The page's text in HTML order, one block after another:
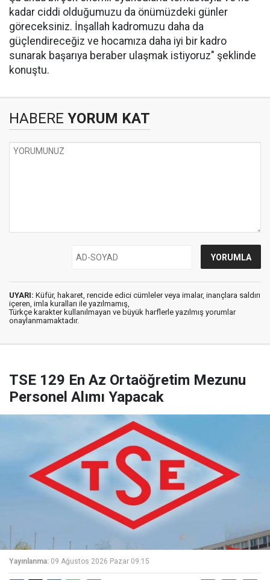
kadar ciddi olduğumuzu da önümüzdeki günler
göreceksiniz. İnşallah kadromuzu daha da
güçlendireceğiz ve hocamıza daha iyi bir kadro
sunarak başarıya beraber ulaşmak istiyoruz" şeklinde
konuştu.
HABERE YORUM KAT
UYARI: Küfür, hakaret, rencide edici cümleler veya imalar, inançlara saldırı
içeren, imla kuralları ile yazılmamış,
Türkçe karakter kullanılmayan ve büyük harflerle yazılmış yorumlar
onaylanmamaktadır.
TSE 129 En Az Ortaöğretim Mezunu
Personel Alımı Yapacak
Yayınlanma: 09 Ağustos 2026 Pazar 09:15